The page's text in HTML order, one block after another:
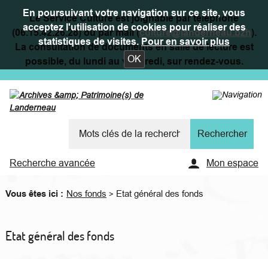
En poursuivant votre navigation sur ce site, vous
acceptez l'utilisation de cookies pour réaliser des
statistiques de visites.Pour en savoir plus
OK
Le Service Culture est joignable par téléphone
(06.15.42.26.28) ou par mail (culture@landerneau.bzh).
La consultation de documents en salle de lecture est
possible, du lundi au vendredi, sur rendez-vous.
Recherche avancée Mon espace
Vous êtes ici : Nos fonds > Etat général des fonds
Etat général des fonds